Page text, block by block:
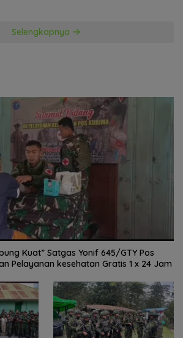
Selengkapnya
Kuat” Satgas Yonif 645/GTY Pos
Pelayanan kesehatan Gratis 1 x 24 Jam